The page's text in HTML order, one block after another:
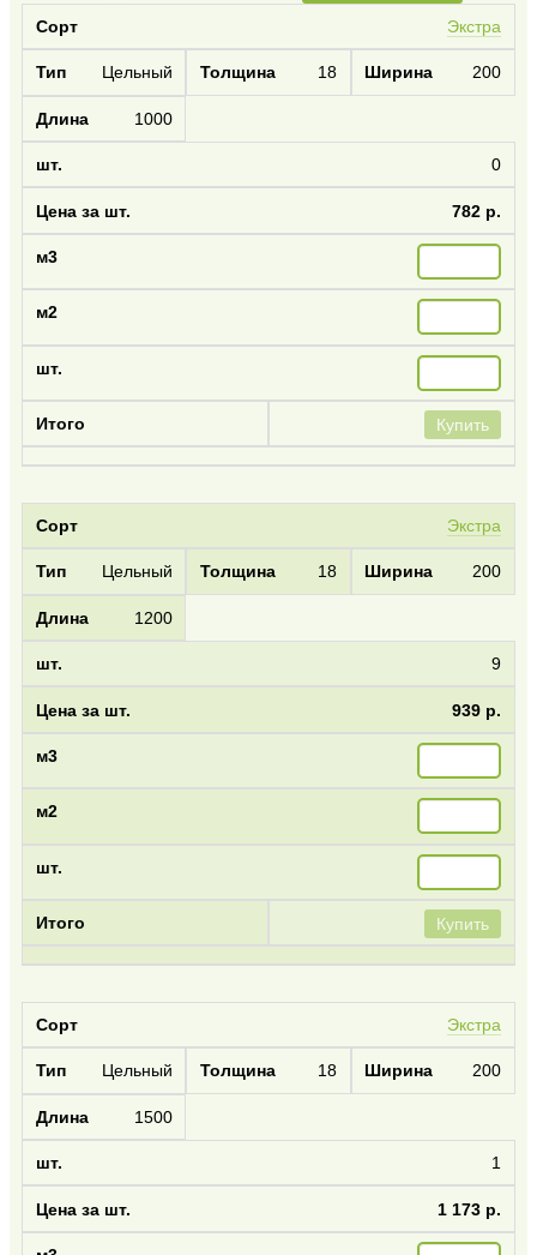
Экстра
Цельный 18 200
1000
0
782 р.
Купить
Экстра
Цельный 18 200
1200
9
939 р.
Купить
Экстра
Цельный 18 200
1500
1
1 173 р.